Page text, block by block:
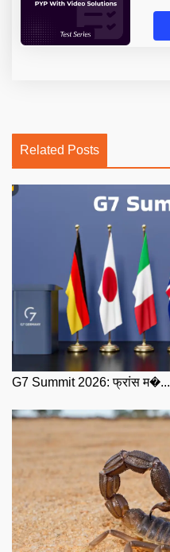
Related Posts
G7 Summit 2026: फ्रांस म�...